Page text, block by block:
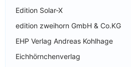
Edition Solar-X
edition zweihorn GmbH & Co.KG
EHP Verlag Andreas Kohlhage
Eichhörnchenverlag